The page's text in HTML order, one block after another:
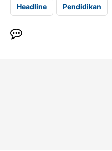
Headline Pendidikan